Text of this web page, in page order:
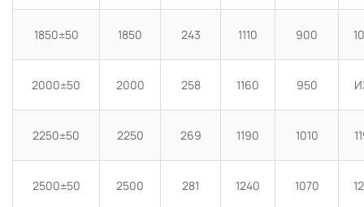
1850±50 1850 243 1110 900
2000±50 2000 258 1160 950
2250±50 2250 269 1190 1010
2500±50 2500 281 1240 1070